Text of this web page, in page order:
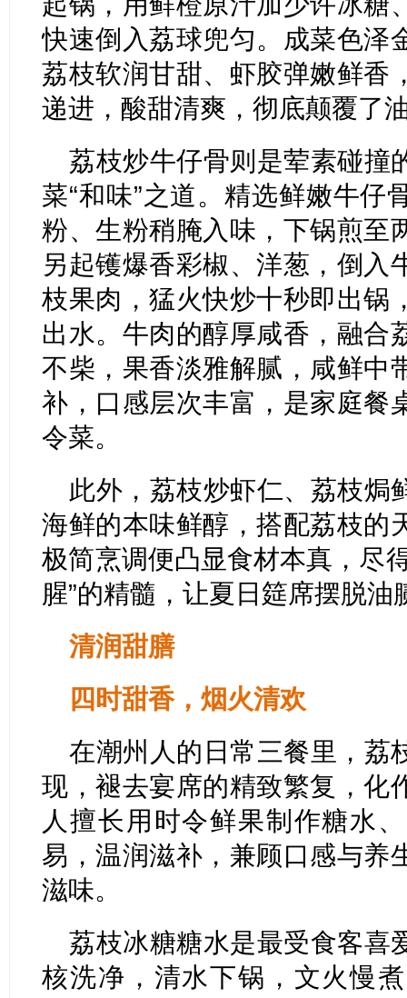
快速倒入荔球兜匀。成菜色泽
荔枝软润甘甜、虾胶弹嫩鲜香
递进，酸甜清爽，彻底颠覆了
荔枝炒牛仔骨则是荤素碰撞
菜“和味”之道。精选鲜嫩牛仔
粉、生粉稍腌入味，下锅煎至
另起镬爆香彩椒、洋葱，倒入
枝果肉，猛火快炒十秒即出锅
出水。牛肉的醇厚咸香，融合
不柴，果香淡雅解腻，咸鲜中
补，口感层次丰富，是家庭餐
令菜。
此外，荔枝炒虾仁、荔枝焗
海鲜的本味鲜醇，搭配荔枝的
极简烹调便凸显食材本真，尽
腥”的精髓，让夏日筵席摆脱
清润甜膳
四时甜香，烟火清欢
在潮州人的日常三餐里，荔
现，褪去宴席的精致繁复，化
人擅长用时令鲜果制作糖水
易，温润滋补，兼顾口感与养
滋味。
荔枝冰糖糖水是最受食客喜
核洗净，清水下锅，文火慢